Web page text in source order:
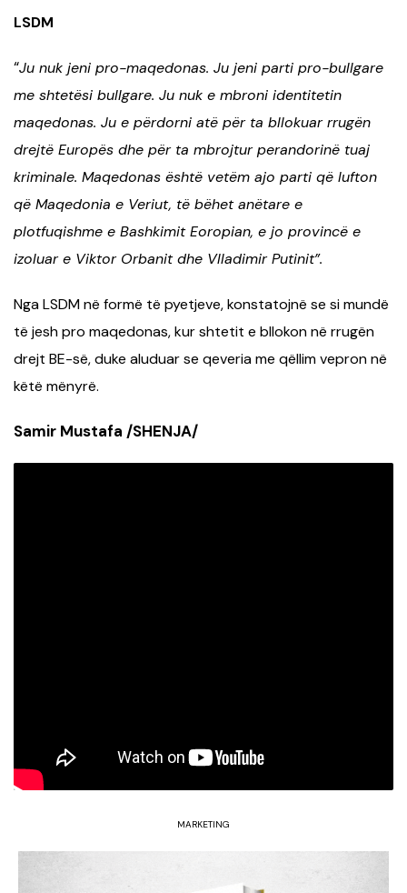
LSDM
“Ju nuk jeni pro-maqedonas. Ju jeni parti pro-bullgare
me shtetësi bullgare. Ju nuk e mbroni identitetin
maqedonas. Ju e përdorni atë për ta bllokuar rrugën
drejtë Europës dhe për ta mbrojtur perandorinë tuaj
kriminale. Maqedonas është vetëm ajo parti që lufton
që Maqedonia e Veriut, të bëhet anëtare e
plotfuqishme e Bashkimit Eoropian, e jo provincë e
izoluar e Viktor Orbanit dhe Vlladimir Putinit”.
Nga LSDM në formë të pyetjeve, konstatojnë se si mundë
të jesh pro maqedonas, kur shtetit e bllokon në rrugën
drejt BE-së, duke aluduar se qeveria me qëllim vepron në
këtë mënyrë.
Samir Mustafa /SHENJA/
MARKETING